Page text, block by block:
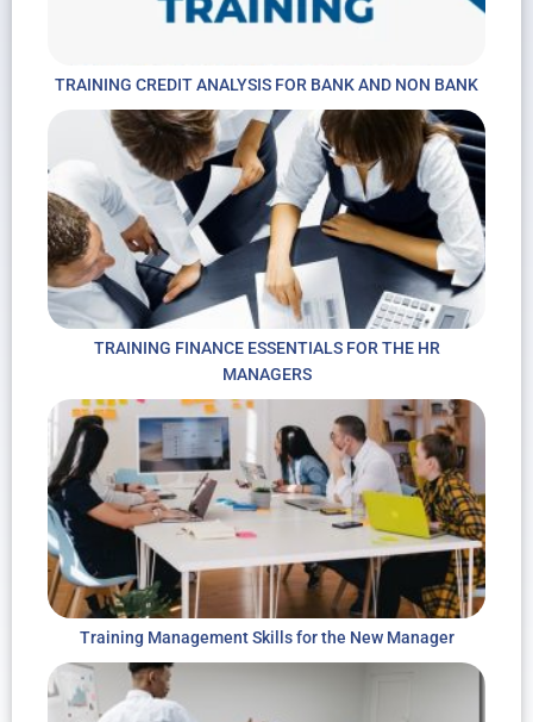
TRAINING CREDIT ANALYSIS FOR BANK AND NON BANK
TRAINING FINANCE ESSENTIALS FOR THE HR
MANAGERS
Training Management Skills for the New Manager